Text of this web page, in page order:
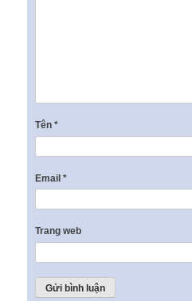
Tên *
Email *
Trang web